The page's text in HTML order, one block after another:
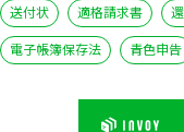
送付状
適格請求書
電子帳簿保存法
青色申告